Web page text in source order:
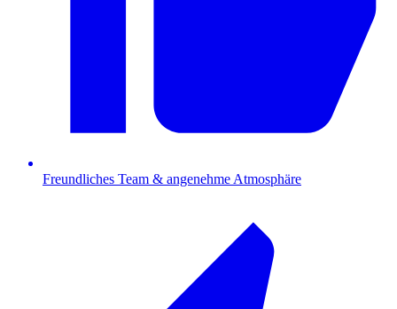
Freundliches Team & angenehme Atmosphäre